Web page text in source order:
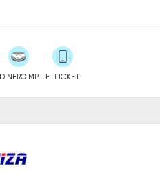
DINERO MP E-TICKET